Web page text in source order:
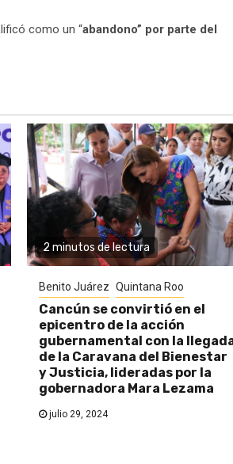
como un “abandono” por parte del
2 minutos de lectura
Benito Juárez Quintana Roo
Cancún se convirtió en el
epicentro de la acción
gubernamental con la
de la Caravana del Bienestar
y Justicia, lideradas por la
gobernadora Mara Lezama
julio 29, 2024